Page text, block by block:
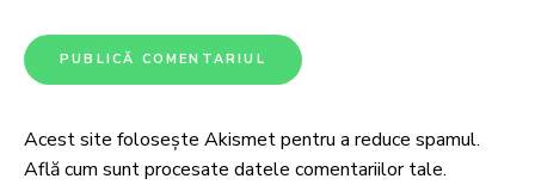
Acest site folosește Akismet pentru a reduce spamul.
Află cum sunt procesate datele comentariilor tale.